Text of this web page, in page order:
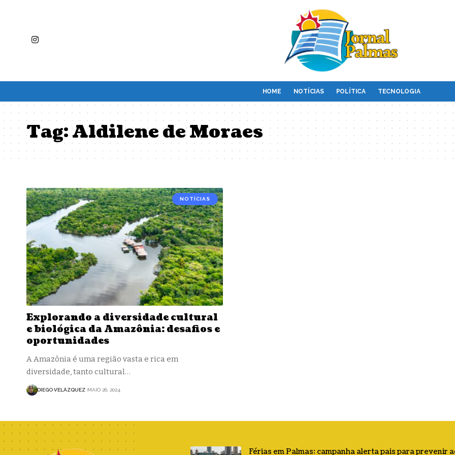
HOME NOTÍCIAS POLÍTICA TECNOLOGIA
Tag:Aldilene de Moraes
NOTÍCIAS
Explorando a diversidade cultural
e biológica da Amazônia: desafios e
oportunidades
A Amazônia é uma região vasta e rica em
diversidade, tanto cultural…
DIEGO VELÁZQUEZ MAIO 26, 2024
Férias em Palmas: campanha alerta pais para prevenir